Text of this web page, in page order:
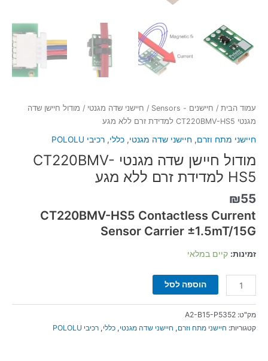
עמוד הבית / חיישנים - Sensors / חיישני שדה מגנטי / מודול חיישן שדה
מגנטי CT220BMV-HS5 למדידת זרם ללא מגע
חיישני מתח וזרם, חיישני שדה מגנטי, כללי, רכיבי POLOLU
מודול חיישן שדה מגנטי CT220BMV-
HS5 למדידת זרם ללא מגע
₪55
CT220BMV-HS5 Contactless Current
Sensor Carrier ±1.5mT/15G
זמינות: קיים במלאי
הוספה לסל
מק"ט: A2-B15-P5352
קטגוריות: חיישני מתח וזרם , חיישני שדה מגנטי , כללי , רכיבי POLOLU